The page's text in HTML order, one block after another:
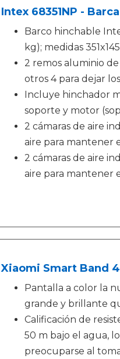
Intex 68351NP -
Barco hinchable
kg); medidas
2 remos aluminio de
otros 4 para dejar
Incluye hinchador
soporte y motor
2 cámaras de aire
aire para mantener
2 cámaras de aire
aire para mantener
Xiaomi Smart Band
Pantalla a color la
grande y brillante
Calificación de
50 m bajo el agua,
preocuparse al